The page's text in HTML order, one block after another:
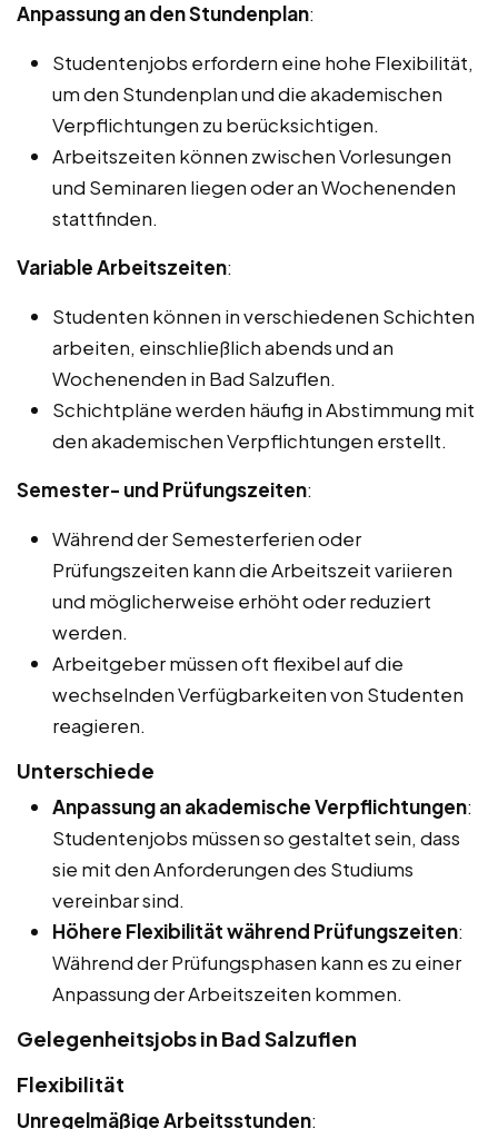
Anpassung an den Stundenplan:
Studentenjobs erfordern eine hohe Flexibilität,
um den Stundenplan und die akademischen
Verpflichtungen zu berücksichtigen.
Arbeitszeiten können zwischen Vorlesungen
und Seminaren liegen oder an Wochenenden
stattfinden.
Variable Arbeitszeiten:
Studenten können in verschiedenen Schichten
arbeiten, einschließlich abends und an
Wochenenden in Bad Salzuflen.
Schichtpläne werden häufig in Abstimmung mit
den akademischen Verpflichtungen erstellt.
Semester- und Prüfungszeiten:
Während der Semesterferien oder
Prüfungszeiten kann die Arbeitszeit variieren
und möglicherweise erhöht oder reduziert
werden.
Arbeitgeber müssen oft flexibel auf die
wechselnden Verfügbarkeiten von Studenten
reagieren.
Unterschiede
Anpassung an akademische Verpflichtungen:
Studentenjobs müssen so gestaltet sein, dass
sie mit den Anforderungen des Studiums
vereinbar sind.
Höhere Flexibilität während Prüfungszeiten:
Während der Prüfungsphasen kann es zu einer
Anpassung der Arbeitszeiten kommen.
Gelegenheitsjobs in Bad Salzuflen
Flexibilität
Unregelmäßige Arbeitsstunden: